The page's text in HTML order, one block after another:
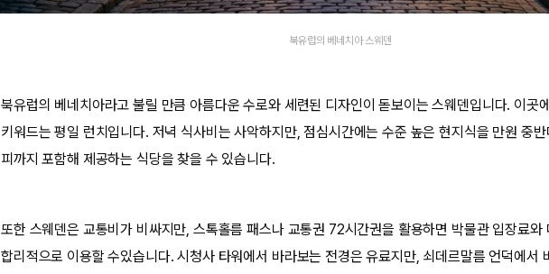
북유럽의 베네치아 스웨덴
북유럽의 베네치아라고 불릴 만큼 아름다운 수로와 세련된 디자인이 돋보이는 스웨덴입니다. 이곳
키워드는 평일 런치입니다. 저녁 식사비는 사악하지만, 점심시간에는 수준 높은 현지식을 만원 중
피까지 포함해 제공하는 식당을 찾을 수 있습니다.
또한 스웨덴은 교통비가 비싸지만, 스톡홀름 패스나 교통권 72시간권을 활용하면 박물관 입장료와
합리적으로 이용할 수있습니다. 시청사 타워에서 바라보는 전경은 유료지만, 쇠데르말름 언덕에서